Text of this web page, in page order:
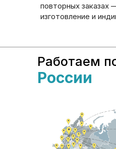
повторных заказах
изготовление и
Работаем
России